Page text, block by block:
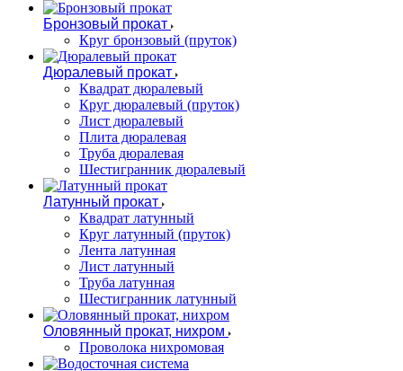
Бронзовый прокат
Круг бронзовый (пруток)
Дюралевый прокат
Квадрат дюралевый
Круг дюралевый (пруток)
Лист дюралевый
Плита дюралевая
Труба дюралевая
Шестигранник дюралевый
Латунный прокат
Квадрат латунный
Круг латунный (пруток)
Лента латунная
Лист латунный
Труба латунная
Шестигранник латунный
Оловянный прокат, нихром
Проволока нихромовая